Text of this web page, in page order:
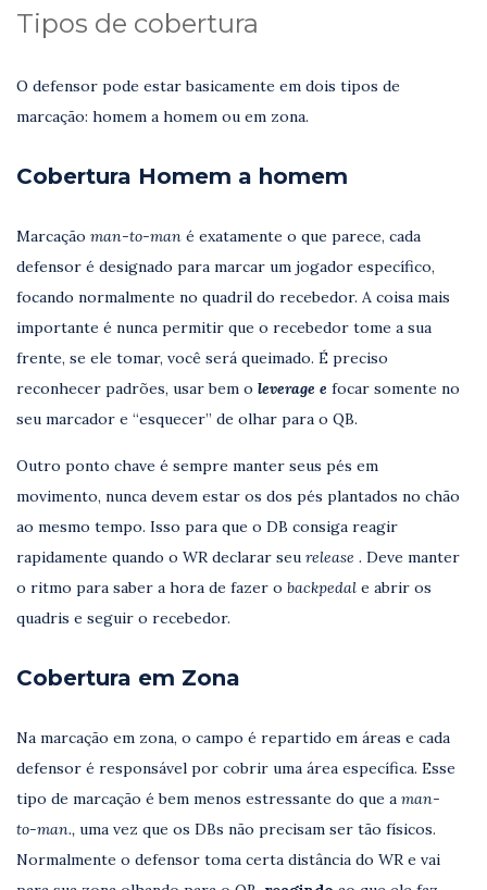
Tipos de cobertura
O defensor pode estar basicamente em dois tipos de
marcação: homem a homem ou em zona.
Cobertura Homem a homem
Marcação man-to-man é exatamente o que parece, cada
defensor é designado para marcar um jogador específico,
focando normalmente no quadril do recebedor. A coisa mais
importante é nunca permitir que o recebedor tome a sua
frente, se ele tomar, você será queimado. É preciso
reconhecer padrões, usar bem o leverage e focar somente no
seu marcador e “esquecer” de olhar para o QB.
Outro ponto chave é sempre manter seus pés em
movimento, nunca devem estar os dos pés plantados no chão
ao mesmo tempo. Isso para que o DB consiga reagir
rapidamente quando o WR declarar seu release . Deve manter
o ritmo para saber a hora de fazer o backpedal e abrir os
quadris e seguir o recebedor.
Cobertura em Zona
Na marcação em zona, o campo é repartido em áreas e cada
defensor é responsável por cobrir uma área específica. Esse
tipo de marcação é bem menos estressante do que a man-
to-man., uma vez que os DBs não precisam ser tão físicos.
Normalmente o defensor toma certa distância do WR e vai